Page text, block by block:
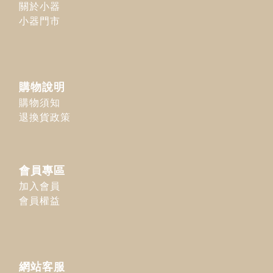
關於小器
小器門市
購物說明
購物須知
退換貨政策
會員專區
加入會員
會員權益
網站客服